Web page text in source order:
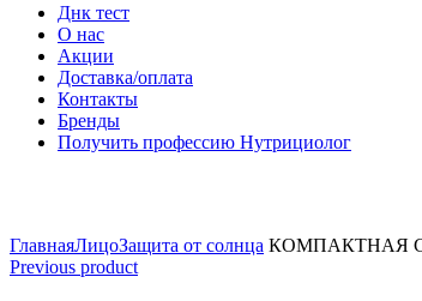
Днк тест
О нас
Акции
Доставка/оплата
Контакты
Бренды
Получить профессию Нутрициолог
ГлавнаяЛицоЗащита от солнца КОМПАКТНАЯ С
Previous product